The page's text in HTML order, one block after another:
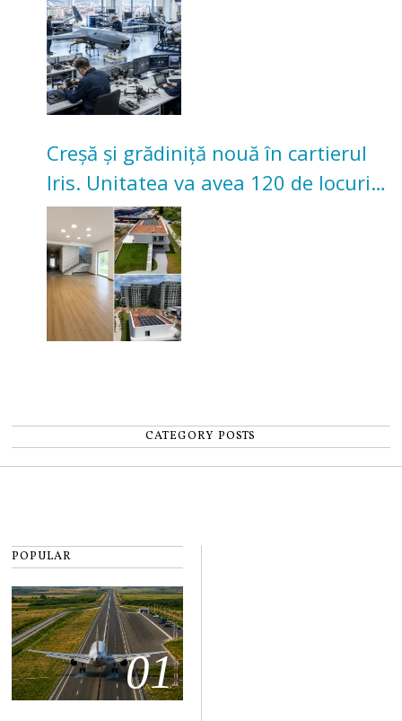
Creșă și grădiniță nouă în cartierul
Iris. Unitatea va avea 120 de locuri
pentru copii
CATEGORY POSTS
POPULAR
01